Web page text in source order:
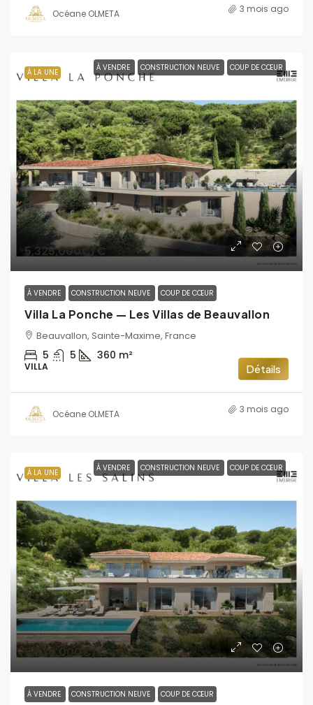
Océane OLMETA 3 mois ago
À LA UNE À VENDRE CONSTRUCTION NEUVE COUP DE CŒUR
5,325,000€/€
À VENDRE CONSTRUCTION NEUVE COUP DE CŒUR
Villa La Ponche — Les Villas de Beauvallon
Beauvallon, Sainte-Maxime, France
5 5 360 m²
VILLA Détails
Océane OLMETA 3 mois ago
À LA UNE À VENDRE CONSTRUCTION NEUVE COUP DE CŒUR
5,530,000€/€
À VENDRE CONSTRUCTION NEUVE COUP DE CŒUR